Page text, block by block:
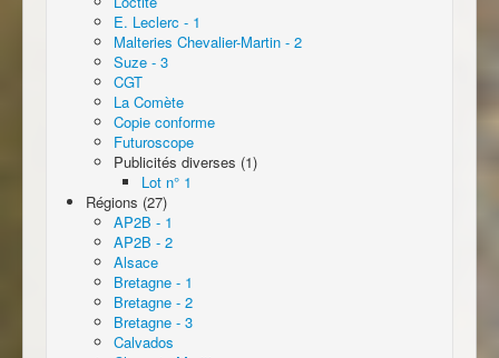
E. Leclerc - 1
Malteries Chevalier-Martin - 2
Suze - 3
CGT
La Comète
Copie conforme
Futuroscope
Publicités diverses (1)
Lot n° 1
Régions (27)
AP2B - 1
AP2B - 2
Alsace
Bretagne - 1
Bretagne - 2
Bretagne - 3
Calvados